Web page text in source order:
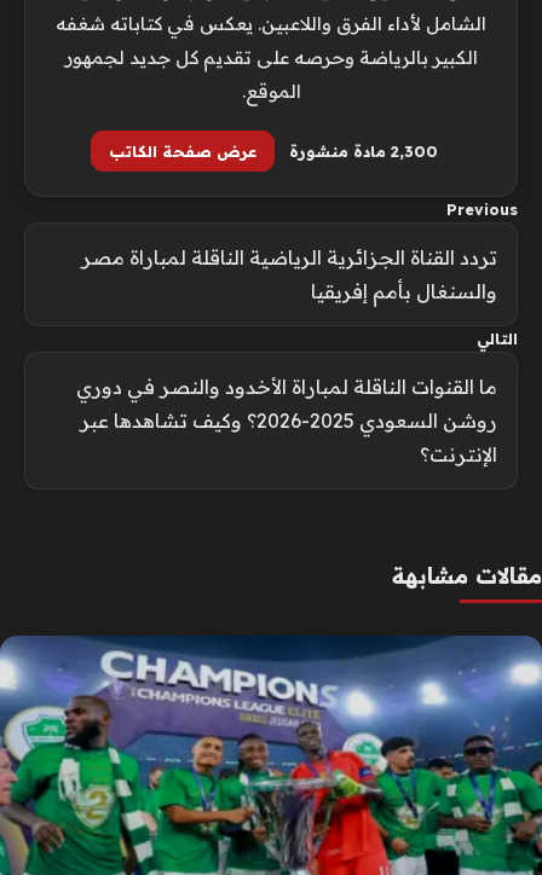
الشامل لأداء الفرق واللاعبين. يعكس في كتاباته شغفه
الكبير بالرياضة وحرصه على تقديم كل جديد لجمهور
الموقع.
2٬300 مادة منشورة عرض صفحة الكاتب
Previous
تردد القناة الجزائرية الرياضية الناقلة لمباراة مصر
والسنغال بأمم إفريقيا
التالي
ما القنوات الناقلة لمباراة الأخدود والنصر في دوري
روشن السعودي 2025-2026؟ وكيف تشاهدها عبر
الإنترنت؟
مقالات مشابهة